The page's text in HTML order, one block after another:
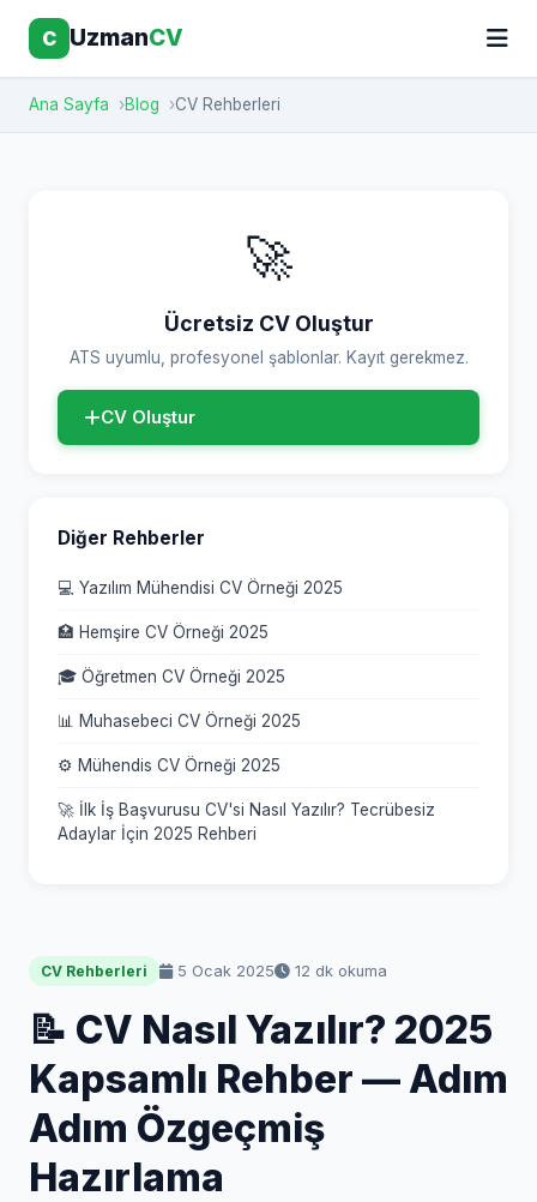
C UzmanCV
Ana Sayfa Blog CV Rehberleri
CV Rehberleri 5 Ocak 2025 12 dk okuma
📝 CV Nasıl Yazılır? 2025
Kapsamlı Rehber — Adım
Adım Özgeçmiş
Hazırlama
🚀
Ücretsiz CV Oluştur
ATS uyumlu, profesyonel şablonlar. Kayıt gerekmez.
CV Oluştur
Diğer Rehberler
💻 Yazılım Mühendisi CV Örneği 2025
🏥 Hemşire CV Örneği 2025
🎓 Öğretmen CV Örneği 2025
📊 Muhasebeci CV Örneği 2025
⚙️ Mühendis CV Örneği 2025
🚀 İlk İş Başvurusu CV'si Nasıl Yazılır? Tecrübesiz
Adaylar İçin 2025 Rehberi